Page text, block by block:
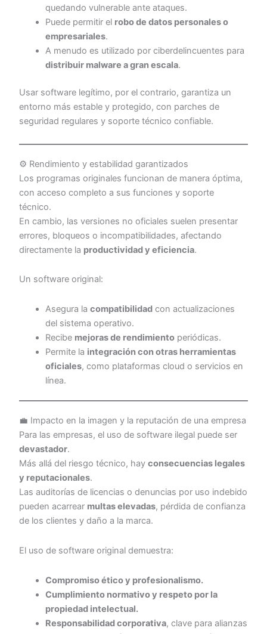
quedando vulnerable ante ataques.
Puede permitir el robo de datos personales o
empresariales.
A menudo es utilizado por ciberdelincuentes para
distribuir malware a gran escala.
Usar software legítimo, por el contrario, garantiza un
entorno más estable y protegido, con parches de
seguridad regulares y soporte técnico confiable.
⚙️ Rendimiento y estabilidad garantizados
Los programas originales funcionan de manera óptima,
con acceso completo a sus funciones y soporte
técnico.
En cambio, las versiones no oficiales suelen presentar
errores, bloqueos o incompatibilidades, afectando
directamente la productividad y eficiencia.
Un software original:
Asegura la compatibilidadcon actualizaciones
del sistema operativo.
Recibe mejoras de rendimientoperiódicas.
Permite la integración con otras herramientas
oficiales, como plataformas cloud o servicios en
línea.
💼 Impacto en la imagen y la reputación de una empresa
Para las empresas, el uso de software ilegal puede ser
devastador.
Más allá del riesgo técnico, hay consecuencias legales
y reputacionales.
Las auditorías de licencias o denuncias por uso indebido
pueden acarrear multas elevadas, pérdida de confianza
de los clientes y daño a la marca.
El uso de software original demuestra:
Compromiso ético y profesionalismo.
Cumplimiento normativo y respeto por la
propiedad intelectual.
Responsabilidad corporativa, clave para alianzas